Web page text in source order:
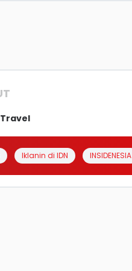
Travel
Iklanin di IDN INSIDENESIA